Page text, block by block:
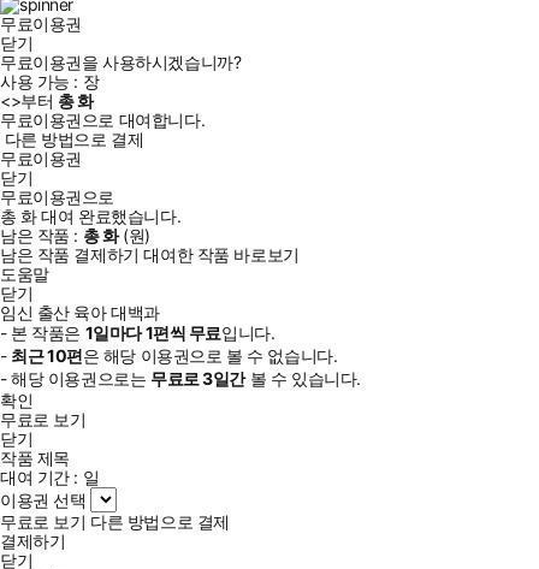
무료이용권
닫기
무료이용권을 사용하시겠습니까?
사용 가능 : 장
<>부터 총화
무료이용권으로 대여합니다.
다른 방법으로 결제
무료이용권
닫기
무료이용권으로
총 화대여 완료했습니다.
남은 작품 : 총화(원)
남은 작품 결제하기 대여한 작품 바로보기
도움말
닫기
임신 출산 육아 대백과
- 본 작품은 1일마다1편씩 무료입니다.
- 최근10편은 해당 이용권으로 볼 수 없습니다.
- 해당 이용권으로는 무료로3일간볼 수 있습니다.
확인
무료로 보기
닫기
작품 제목
대여 기간 : 일
이용권 선택
무료로 보기 다른 방법으로 결제
결제하기
닫기